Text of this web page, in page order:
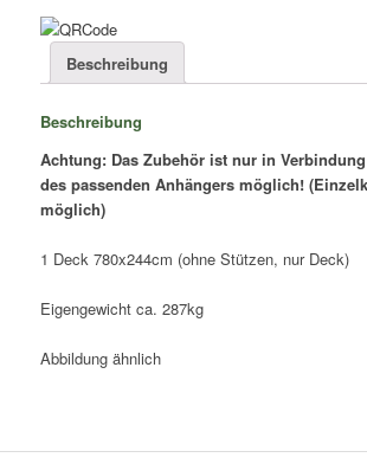
Beschreibung
Beschreibung
Achtung: Das Zubehör ist nur in
des passenden Anhängers möglich!
möglich)
1 Deck 780x244cm (ohne Stützen, nur Deck)
Eigengewicht ca. 287kg
Abbildung ähnlich